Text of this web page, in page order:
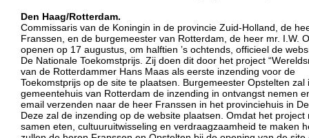
Den Haag/Rotterdam.
Commissaris van de Koningin in de provincie Zuid-Holland, de
Franssen, en de burgemeester van Rotterdam, de heer mr. I.W.
openen op 17 augustus, om halftien ’s ochtends, officieel de
De Nationale Toekomstprijs. Zij doen dit door het project
van de Rotterdammer Hans Maas als eerste inzending voor de
Toekomstprijs op de site te plaatsen. Burgemeester Opstelten zal
gemeentehuis van Rotterdam de inzending in ontvangst nemen
email verzenden naar de heer Franssen in het provinciehuis in
Deze zal de inzending op de website plaatsen. Omdat het project
samen eten, cultuuruitwisseling en verdraagzaamheid te maken